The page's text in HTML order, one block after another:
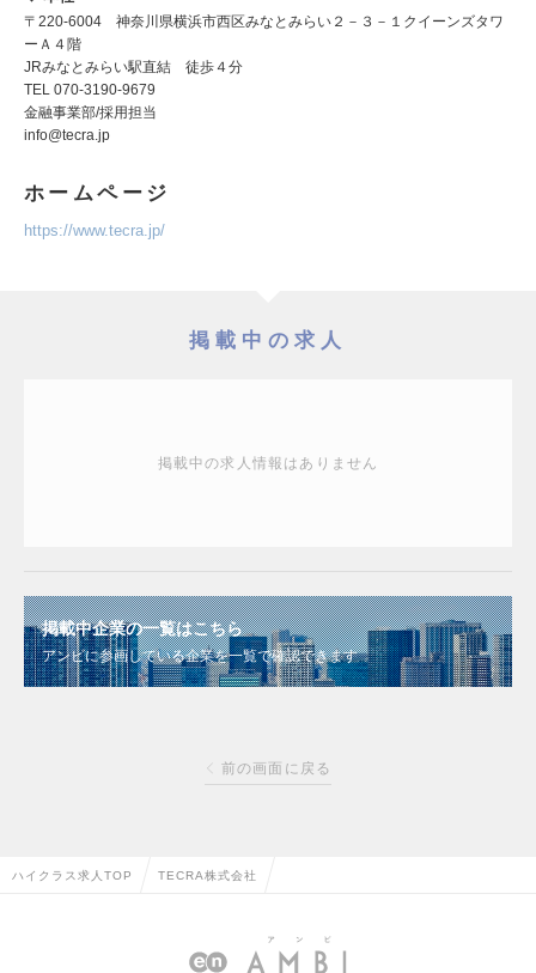
〒220-6004 神奈川県横浜市西区みなとみらい２－３－１クイーンズタワ
ーＡ４階
JRみなとみらい駅直結 徒歩４分
TEL 070-3190-9679
金融事業部/採用担当
info@tecra.jp
ホームページ
https://www.tecra.jp/
掲載中の求人
掲載中の求人情報はありません
掲載中企業の一覧はこちら
アンビに参画している企業を一覧で確認できます
前の画面に戻る
ハイクラス求人TOP TECRA株式会社